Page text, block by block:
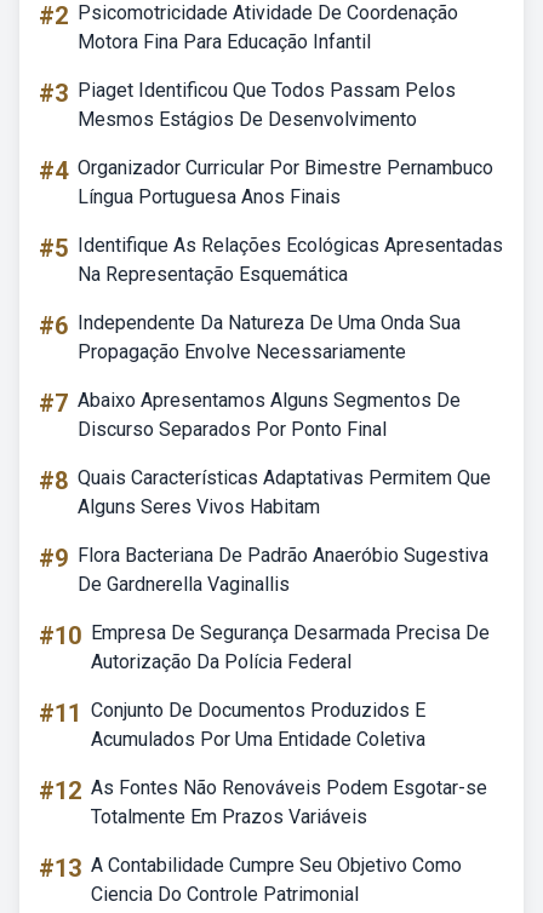
#2 Psicomotricidade Atividade De Coordenação
Motora Fina Para Educação Infantil
#3 Piaget Identificou Que Todos Passam Pelos
Mesmos Estágios De Desenvolvimento
#4 Organizador Curricular Por Bimestre Pernambuco
Língua Portuguesa Anos Finais
#5 Identifique As Relações Ecológicas Apresentadas
Na Representação Esquemática
#6 Independente Da Natureza De Uma Onda Sua
Propagação Envolve Necessariamente
#7 Abaixo Apresentamos Alguns Segmentos De
Discurso Separados Por Ponto Final
#8 Quais Características Adaptativas Permitem Que
Alguns Seres Vivos Habitam
#9 Flora Bacteriana De Padrão Anaeróbio Sugestiva
De Gardnerella Vaginallis
#10 Empresa De Segurança Desarmada Precisa De
Autorização Da Polícia Federal
#11 Conjunto De Documentos Produzidos E
Acumulados Por Uma Entidade Coletiva
#12 As Fontes Não Renováveis Podem Esgotar-se
Totalmente Em Prazos Variáveis
#13 A Contabilidade Cumpre Seu Objetivo Como
Ciencia Do Controle Patrimonial